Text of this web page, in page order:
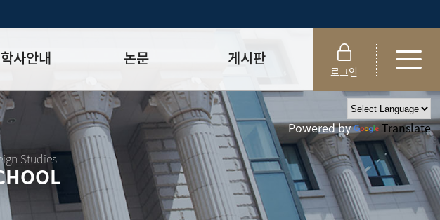
학사안내
표
표
험
논문
학위논문제출 절차/자격
논문작성법 및 템플릿
양식함
논문지도_
학위논문제안심사
연구윤리교육 이수 안내
게시판
공지사항
자료실
FAQ
취업·모집 관련 공지
특강·프로그램 관련 공지
대학원생권리장전
로그인
Studies
Powered by Translate